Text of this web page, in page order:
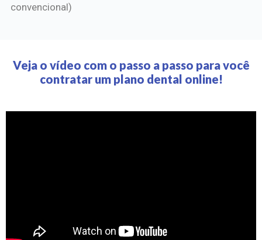
convencional)
Veja o vídeo com o passo a passo para você
contratar um plano dental online!